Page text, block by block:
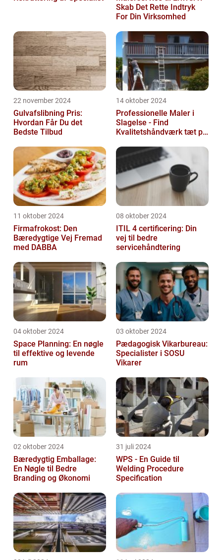
Skab Det Rette Indtryk
For Din Virksomhed
22 november 2024
Gulvafslibning Pris:
Hvordan Får Du det
Bedste Tilbud
14 oktober 2024
Professionelle Maler i
Slagelse - Find
Kvalitetshåndværk tæt på
11 oktober 2024
Firmafrokost: Den
Bæredygtige Vej Fremad
med DABBA
08 oktober 2024
ITIL 4 certificering: Din
vej til bedre
servicehåndtering
04 oktober 2024
Space Planning: En nøgle
til effektive og levende
rum
03 oktober 2024
Pædagogisk Vikarbureau:
Specialister i SOSU
Vikarer
02 oktober 2024
Bæredygtig Emballage:
En Nøgle til Bedre
Branding og Økonomi
31 juli 2024
WPS - En Guide til
Welding Procedure
Specification